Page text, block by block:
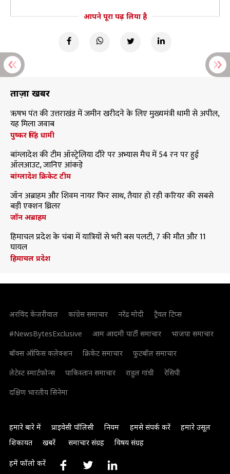
आपने पूरा पढ़ लिया है
ताज़ा खबरें
ऋषभ पंत की उत्तराखंड में जमीन खरीदने के लिए मुख्यमंत्री धामी से अपील,
यह मिला जवाब
पुष्कर सिंह धामी
बांग्लादेश की टीम ऑस्ट्रेलिया दौरे पर अभ्यास मैच में 54 रन पर हुई
ऑलआउट, जानिए आंकड़े
बांग्लादेश क्रिकेट टीम
जॉन अब्राहम और शिवम नायर फिर साथ, तैयार हो रही करियर की सबसे
बड़ी एक्शन थ्रिलर
जॉन अब्राहम
हिमाचल प्रदेश के चंबा में यात्रियों से भरी बस पलटी, 7 की मौत और 11
घायल
हिमाचल प्रदेश
अरविंद केजरीवाल कांग्रेस समाचार नरेंद्र मोदी
ट्रैवल टिप्स
#NewsBytesExclusive
आम आदमी पार्टी समाचार
भाजपा समाचार
बॉक्स ऑफिस कलेक्शन
क्रिकेट समाचार
फुटबॉल समाचार
लेटेस्ट स्मार्टफोन्स
पाकिस्तान समाचार राहुल गांधी
रेसिपी
दक्षिण भारतीय सिनेमा
हमारे बारे में प्राइवेसी पॉलिसी नियम हमसे संपर्क करें
हमारे उसूल
शिकायत
खबरें समाचार संग्रह विषय संग्रह
हमें फॉलो करें